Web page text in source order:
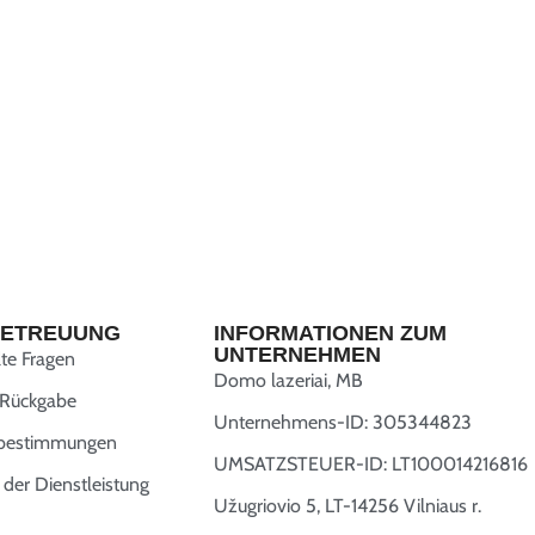
Fragen
Dienstleistung
INFORMATIONEN ZUM
UNTERNEHMEN
Domo lazeriai, MB
Unternehmens-ID: 305344823
UMSATZSTEUER-ID: LT100014216816
Užugriovio 5, LT-14256 Vilniaus r.